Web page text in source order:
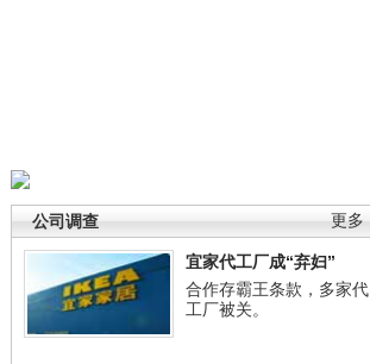
更多
公司调查
宜家代工厂成“弃妇”
合作存霸王条款，多家代
工厂被关。